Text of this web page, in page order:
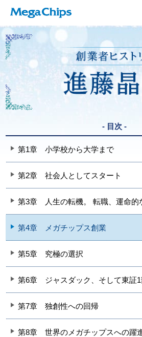
- 目次 -
第1章 小学校から大学まで
第2章 社会人としてスタート
第3章 人生の転機。 転職、運命的
第4章 メガチップス創業
第5章 究極の選択
第6章 ジャスダック、そして東証
第7章 独創性への回帰
第8章 世界のメガチップスへの躍